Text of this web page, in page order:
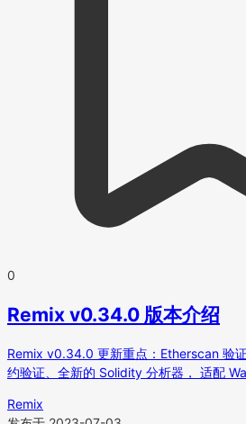
0
Remix v0.34.0 版本介绍
Remix v0.34.0 更新重点：Etherscan 验
约验证、全新的 Solidity 分析器， 适配
Remix